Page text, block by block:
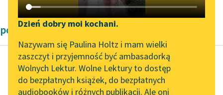
Katalog DAISY
Podkasty o książkach
Zgłoś brak utworu
Aktualności
„Prokurator Alicja Horn”
do słuchania
Narzędzia
Mapa Wolnych Lektur
Leśmianator
Dzień dobry moi kochani.
Nazywam się Paulina Holtz i mam wielki
zaszczyt i przyjemność być ambasadorką
Wolnych Lektur. Wolne Lektury to dostęp
do bezpłatnych książek, do bezpłatnych
audiobooków i różnych publikacji. Ale oni
powieści obyczajowe Zofii Urbanowskiej
Zofia Urbanowska